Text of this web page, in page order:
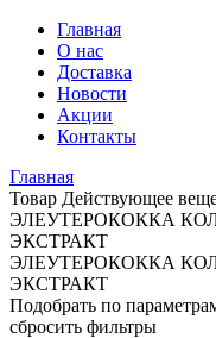
Главная
О нас
Доставка
Новости
Акции
Контакты
Главная
Товар Действующее
ЭЛЕУТЕРОКОККА
ЭКСТРАКТ
ЭЛЕУТЕРОКОККА
ЭКСТРАКТ
Подобрать по
сбросить фильтры